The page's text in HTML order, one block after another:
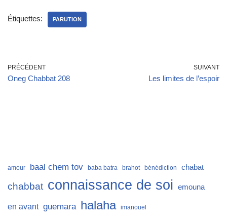
Étiquettes: PARUTION
PRÉCÉDENT
Oneg Chabbat 208
SUIVANT
Les limites de l’espoir
amour baal chem tov baba batra brahot bénédiction chabat
chabbat connaissance de soi emouna
en avant guemara halaha imanouel